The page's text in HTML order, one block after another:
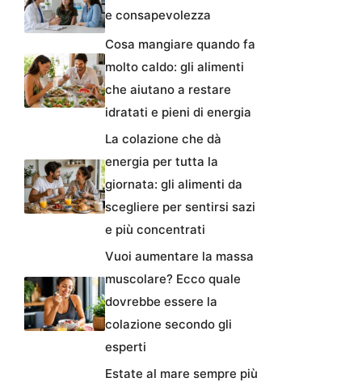
e consapevolezza
Cosa mangiare quando fa
molto caldo: gli alimenti
che aiutano a restare
idratati e pieni di energia
La colazione che dà
energia per tutta la
giornata: gli alimenti da
scegliere per sentirsi sazi
e più concentrati
Vuoi aumentare la massa
muscolare? Ecco quale
dovrebbe essere la
colazione secondo gli
esperti
Estate al mare sempre più